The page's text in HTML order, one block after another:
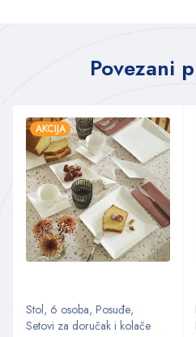
Povezani
AKCIJA
Stol, 6 osoba, Posuđe,
Setovi za doručak i kolače